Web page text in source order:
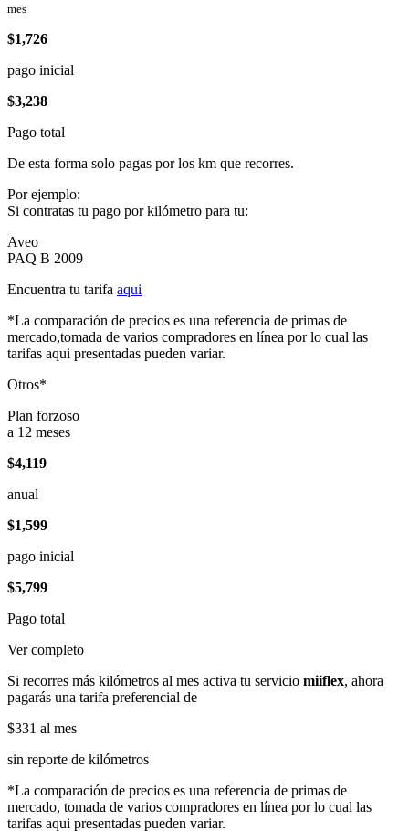
mes
$1,726
pago inicial
$3,238
Pago total
De esta forma solo pagas por los km que recorres.
Por ejemplo:
Si contratas tu pago por kilómetro para tu:
Aveo
PAQ B 2009
Encuentra tu tarifa aqui
*La comparación de precios es una referencia de primas de
mercado,tomada de varios compradores en línea por lo cual las
tarifas aqui presentadas pueden variar.
Otros*
Plan forzoso
a 12 meses
$4,119
anual
$1,599
pago inicial
$5,799
Pago total
Ver completo
Si recorres más kilómetros al mes activa tu servicio miiflex, ahora
pagarás una tarifa preferencial de
$331 al mes
sin reporte de kilómetros
*La comparación de precios es una referencia de primas de
mercado, tomada de varios compradores en línea por lo cual las
tarifas aqui presentadas pueden variar.